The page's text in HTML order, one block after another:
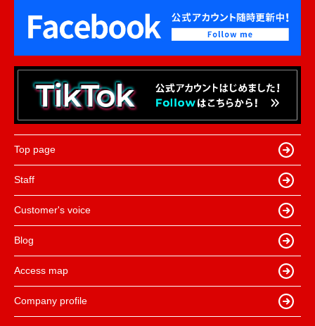
Top page
Staff
Customer's voice
Blog
Access map
Company profile